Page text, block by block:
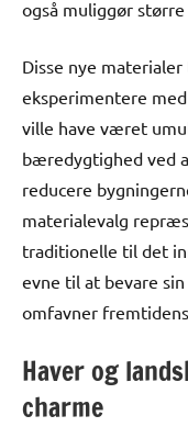
også muliggør
Disse nye
eksperimentere
ville have været
bæredygtighed ved
reducere
materialevalg
traditionelle til det
evne til at bevare
omfavner
Haver og
charme